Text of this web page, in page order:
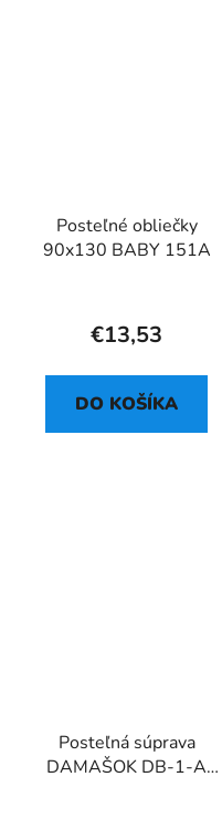
Posteľné obliečky
90x130 BABY 151A
€13,53
DO KOŠÍKA
Posteľná súprava
DAMAŠOK DB-1-A